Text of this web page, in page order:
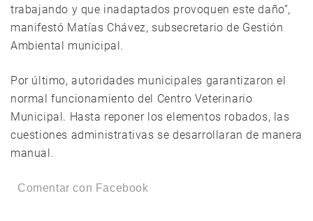
trabajando y que inadaptados provoquen este daño”,
manifestó Matías Chávez, subsecretario de Gestión
Ambiental municipal.
Por último, autoridades municipales garantizaron el
normal funcionamiento del Centro Veterinario
Municipal. Hasta reponer los elementos robados, las
cuestiones administrativas se desarrollaran de manera
manual.
Comentar con Facebook